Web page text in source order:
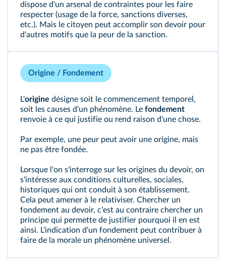
dispose d'un arsenal de contraintes pour les faire
respecter (usage de la force, sanctions diverses,
etc.). Mais le citoyen peut accomplir son devoir pour
d'autres motifs que la peur de la sanction.
Origine / Fondement
L'origine désigne soit le commencement temporel,
soit les causes d'un phénomène. Le fondement
renvoie à ce qui justifie ou rend raison d'une chose.
Par exemple, une peur peut avoir une origine, mais
ne pas être fondée.
Lorsque l'on s'interroge sur les origines du devoir, on
s'intéresse aux conditions culturelles, sociales,
historiques qui ont conduit à son établissement.
Cela peut amener à le relativiser. Chercher un
fondement au devoir, c'est au contraire chercher un
principe qui permette de justifier pourquoi il en est
ainsi. L'indication d'un fondement peut contribuer à
faire de la morale un phénomène universel.